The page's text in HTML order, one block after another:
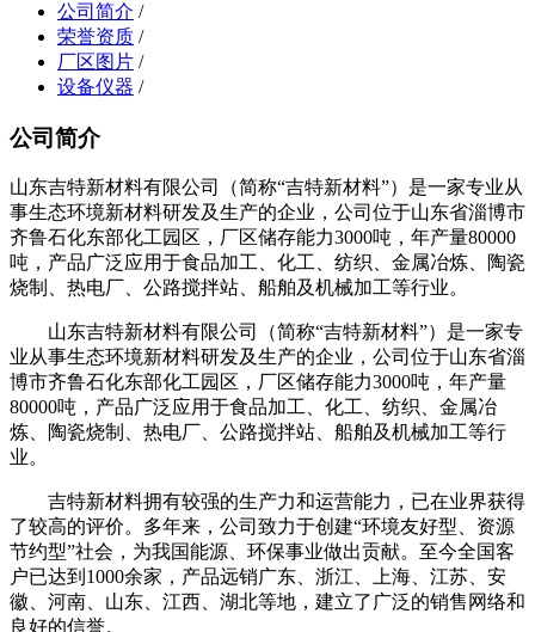
公司简介 /
荣誉资质 /
厂区图片 /
设备仪器 /
公司简介
山东吉特新材料有限公司（简称“吉特新材料”）是一家专业从
事生态环境新材料研发及生产的企业，公司位于山东省淄博市
齐鲁石化东部化工园区，厂区储存能力3000吨，年产量80000
吨，产品广泛应用于食品加工、化工、纺织、金属冶炼、陶瓷
烧制、热电厂、公路搅拌站、船舶及机械加工等行业。
山东吉特新材料有限公司（简称“吉特新材料”）是一家专
业从事生态环境新材料研发及生产的企业，公司位于山东省淄
博市齐鲁石化东部化工园区，厂区储存能力3000吨，年产量
80000吨，产品广泛应用于食品加工、化工、纺织、金属冶
炼、陶瓷烧制、热电厂、公路搅拌站、船舶及机械加工等行
业。
吉特新材料拥有较强的生产力和运营能力，已在业界获得
了较高的评价。多年来，公司致力于创建“环境友好型、资源
节约型”社会，为我国能源、环保事业做出贡献。至今全国客
户已达到1000余家，产品远销广东、浙江、上海、江苏、安
徽、河南、山东、江西、湖北等地，建立了广泛的销售网络和
良好的信誉。